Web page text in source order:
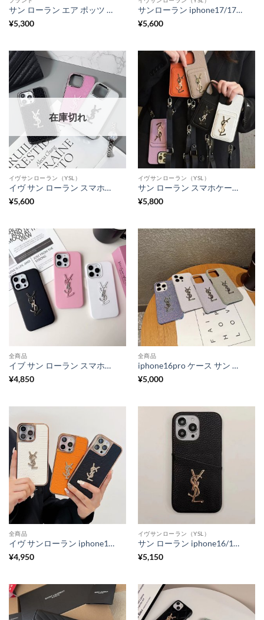
サン ローラン エア ポッツ ケース 革 airpods4 ケース ブランド airpods pro ケース セリーヌ airpods 第 三 世代 ケース 黒 おしゃれ
¥5,300
サンローラン iphone17/17pro/16/16romax ケース キラキラ スマホケース かわいい 韓国 galaxy s24 ケース ギャラクシー s23/s22 ケース おしゃれ YSLロゴ iphone15/14 ケース 人気 女子
¥5,600
在庫切れ
イヴサンローラン（YSL）
イヴ サン ローラン スマホケース iphone16/16pro ヒョウ柄 YSLロゴ iphone15promax ケース ブランド コピー 激安 iphone14/13 ケース 大人 可愛い iphone お 揃い ケース
¥5,600
イヴサンローラン（YSL）
サン ローラン スマホケース iphone17/17pro/16/15pro ショルダー iphone14promax ケース 背面 収納 おしゃれ iphone13pro/12 ケース iphone ケース 人気 ブランド 女子
¥5,800
全商品
イブ サン ローラン スマホケース iphone16/15pro YSLロゴ iphone16plus/14 ケース 大人 かわいい iphone13pro/12pro ケース 韓国 iphone ハード ケース お揃い
¥4,850
全商品
iphone16pro ケース サン ローラン キラキラ の スマホケース iphone15/14 かわいい ブランド iphone14promax/13pro/12pro ケース 人気 女子
¥5,000
全商品
イヴ サンローラン iphone16pro ケース クロコダイル柄 iphone15promax/14/14pro ケース YSL風 iphone13/12promax ケース 人気 女性 30 代
¥4,950
イヴサンローラン（YSL）
サン ローラン iphone16/16pro ケース YSL iphone15pro/14 ケース カード収納 背面 iphone13promax/12/12pro ケース ペア 大人 iphone ケース レザー 高級
¥5,150